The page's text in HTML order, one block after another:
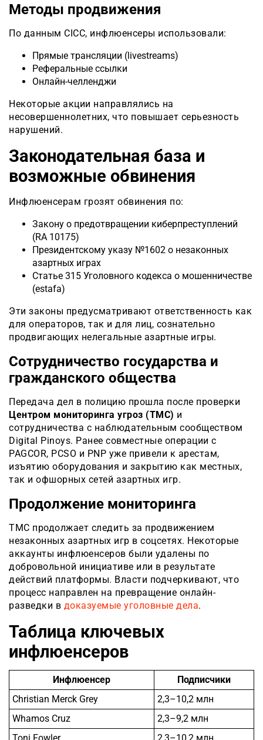
Методы продвижения
По данным CICC, инфлюенсеры использовали:
Прямые трансляции (livestreams)
Реферальные ссылки
Онлайн-челленджи
Некоторые акции направлялись на
несовершеннолетних, что повышает серьезность
нарушений.
Законодательная база и
возможные обвинения
Инфлюенсерам грозят обвинения по:
Закону о предотвращении киберпреступлений
(RA 10175)
Президентскому указу №1602 о незаконных
азартных играх
Статье 315 Уголовного кодекса о мошенничестве
(estafa)
Эти законы предусматривают ответственность как
для операторов, так и для лиц, сознательно
продвигающих нелегальные азартные игры.
Сотрудничество государства и
гражданского общества
Передача дел в полицию прошла после проверки
Центром мониторинга угроз (TMC) и
сотрудничества с наблюдательным сообществом
Digital Pinoys. Ранее совместные операции с
PAGCOR, PCSO и PNP уже привели к арестам,
изъятию оборудования и закрытию как местных,
так и офшорных сетей азартных игр.
Продолжение мониторинга
TMC продолжает следить за продвижением
незаконных азартных игр в соцсетях. Некоторые
аккаунты инфлюенсеров были удалены по
добровольной инициативе или в результате
действий платформы. Власти подчеркивают, что
процесс направлен на превращение онлайн-
разведки в доказуемые уголовные дела.
Таблица ключевых
инфлюенсеров
Инфлюенсер
Подписчики
Christian Merck Grey
2,3–10,2 млн
Whamos Cruz
2,3–9,2 млн